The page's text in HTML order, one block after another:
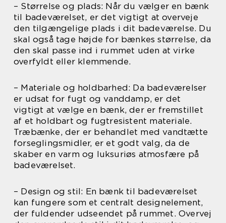
– Størrelse og plads: Når du vælger en bænk
til badeværelset, er det vigtigt at overveje
den tilgængelige plads i dit badeværelse. Du
skal også tage højde for bænkes størrelse, da
den skal passe ind i rummet uden at virke
overfyldt eller klemmende.
– Materiale og holdbarhed: Da badeværelser
er udsat for fugt og vanddamp, er det
vigtigt at vælge en bænk, der er fremstillet
af et holdbart og fugtresistent materiale.
Træbænke, der er behandlet med vandtætte
forseglingsmidler, er et godt valg, da de
skaber en varm og luksuriøs atmosfære på
badeværelset.
– Design og stil: En bænk til badeværelset
kan fungere som et centralt designelement,
der fuldender udseendet på rummet. Overvej